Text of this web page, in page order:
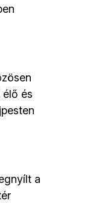
és
a